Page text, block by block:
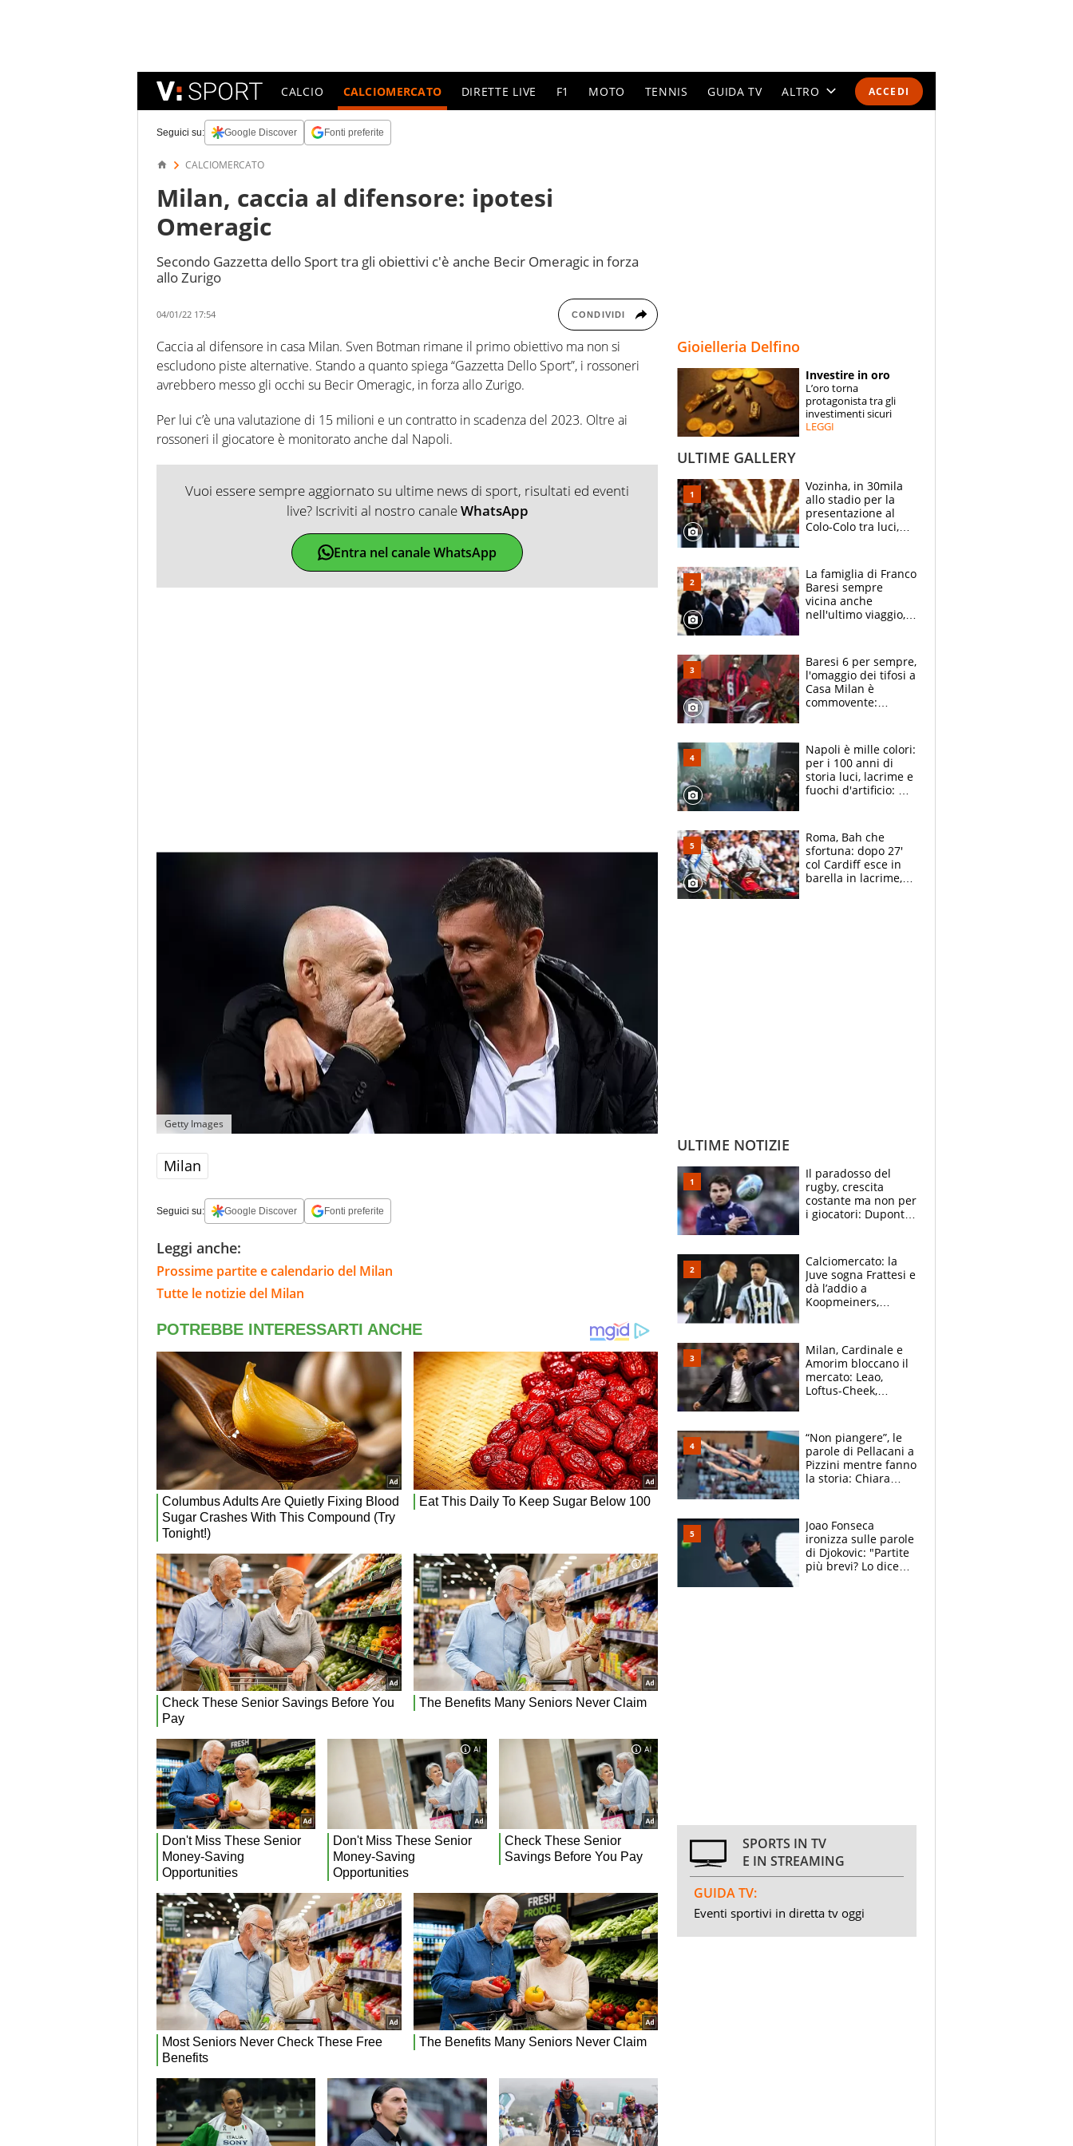
ACCEDI
CALCIO CALCIOMERCATO DIRETTE LIVE F1 MOTO TENNIS GUIDA TV ALTRO
SPECIALI
ESPERTI
Seguici su: Google Discover Fonti preferite
CALCIOMERCATO
Milan, caccia al difensore: ipotesi
Omeragic
Secondo Gazzetta dello Sport tra gli obiettivi c'è anche Becir Omeragic in forza
allo Zurigo
04/01/22 17:54 CONDIVIDI
Caccia al difensore in casa Milan. Sven Botman rimane il primo obiettivo ma non si
escludono piste alternative. Stando a quanto spiega “Gazzetta Dello Sport”, i rossoneri
avrebbero messo gli occhi su Becir Omeragic, in forza allo Zurigo.
Per lui c’è una valutazione di 15 milioni e un contratto in scadenza del 2023. Oltre ai
rossoneri il giocatore è monitorato anche dal Napoli.
Vuoi essere sempre aggiornato su ultime news di sport, risultati ed eventi
live? Iscriviti al nostro canaleWhatsApp
Entra nel canale WhatsApp
Getty Images
Milan
Seguici su: Google Discover Fonti preferite
Leggi anche:
Prossime partite e calendario del Milan
Tutte le notizie del Milan
Gioielleria Delfino
Investire in oro
L’oro torna
protagonista tra gli
investimenti sicuri
LEGGI
ULTIME GALLERY
Vozinha, in 30mila
allo stadio per la
presentazione al
Colo-Colo tra luci,
La famiglia di Franco
Baresi sempre
vicina anche
nell'ultimo viaggio,
circondati
dall'affetto dei tifosi
Baresi 6 per sempre,
l'omaggio dei tifosi a
Casa Milan è
commovente:
bigliettini
Napoli è mille colori:
per i 100 anni di
storia luci, lacrime e
fuochi d'artificio: De
Roma, Bah che
sfortuna: dopo 27'
col Cardiff esce in
barella in lacrime,
ULTIME NOTIZIE
Il paradosso del
rugby, crescita
costante ma non per
i giocatori: Dupont
solo 1,4 milioni
all'anno
Calciomercato: la
Juve sogna Frattesi e
dà l’addio a
Koopmeiners,
scatenata
Milan, Cardinale e
Amorim bloccano il
mercato: Leao,
Loftus-Cheek,
Soulè e Osorio nel
mirino
“Non piangere”, le
parole di Pellacani a
Pizzini mentre fanno
la storia: Chiara
Joao Fonseca
ironizza sulle parole
di Djokovic: "Partite
più brevi? Lo dice
SPORTS IN TV
E IN STREAMING
GUIDA TV:
Eventi sportivi in diretta tv oggi